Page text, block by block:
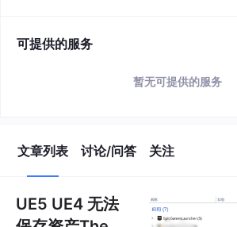
可提供的服务
暂无可提供的服务
文章列表 讨论/问答 关注
UE5 UE4 无法